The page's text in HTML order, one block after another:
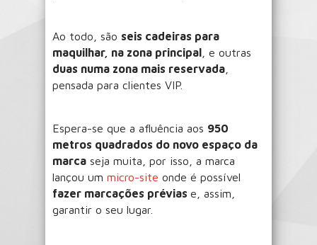
Ao todo, são seis cadeiras para
maquilhar, na zona principal , e outras
duas numa zona mais reservada
pensada para clientes VIP.
Espera-se que a afluência aos 950
metros quadrados do novo espaço da
marca seja muita, por isso, a marca
lançou um micro-site onde é possível
fazer marcações prévias e, assim,
garantir o seu lugar.